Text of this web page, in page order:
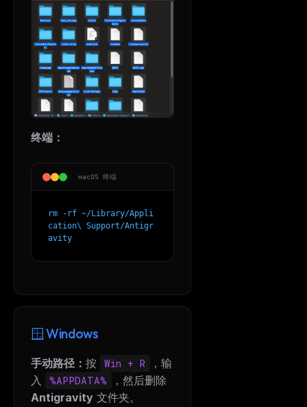
终端：
macOS 终端
rm -rf ~/Library/Appli
cation\ Support/Antigr
avity
🪟 Windows
手动路径： 按 Win + R
，输
入
%APPDATA%
，然后删除
Antigravity 文件夹。